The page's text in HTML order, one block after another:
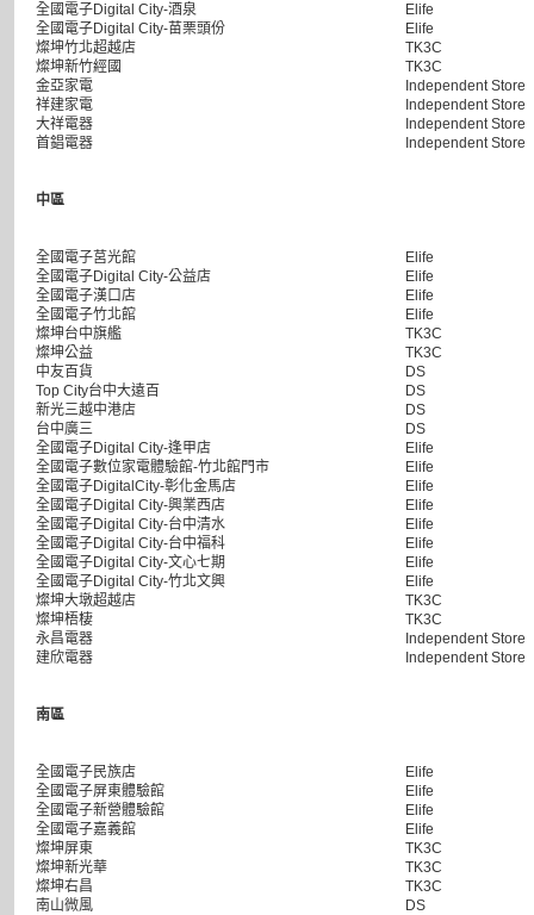
全國電子Digital City-酒泉
Elife
全國電子Digital City-苗栗頭份
Elife
燦坤竹北超越店
TK3C
燦坤新竹經國
TK3C
金亞家電
Independent Store
祥建家電
Independent Store
大祥電器
Independent Store
首錩電器
Independent Store
中區
全國電子莒光館
Elife
全國電子Digital City-公益店
Elife
全國電子漢口店
Elife
全國電子竹北館
Elife
燦坤台中旗艦
TK3C
燦坤公益
TK3C
中友百貨
DS
Top City台中大遠百
DS
新光三越中港店
DS
台中廣三
DS
全國電子Digital City-逢甲店
Elife
全國電子數位家電體驗館-竹北館門市
Elife
全國電子DigitalCity-彰化金馬店
Elife
全國電子Digital City-興業西店
Elife
全國電子Digital City-台中清水
Elife
全國電子Digital City-台中福科
Elife
全國電子Digital City-文心七期
Elife
全國電子Digital City-竹北文興
Elife
燦坤大墩超越店
TK3C
燦坤梧棲
TK3C
永昌電器
Independent Store
建欣電器
Independent Store
南區
全國電子民族店
Elife
全國電子屏東體驗館
Elife
全國電子新營體驗館
Elife
全國電子嘉義館
Elife
燦坤屏東
TK3C
燦坤新光華
TK3C
燦坤右昌
TK3C
南山微風
DS